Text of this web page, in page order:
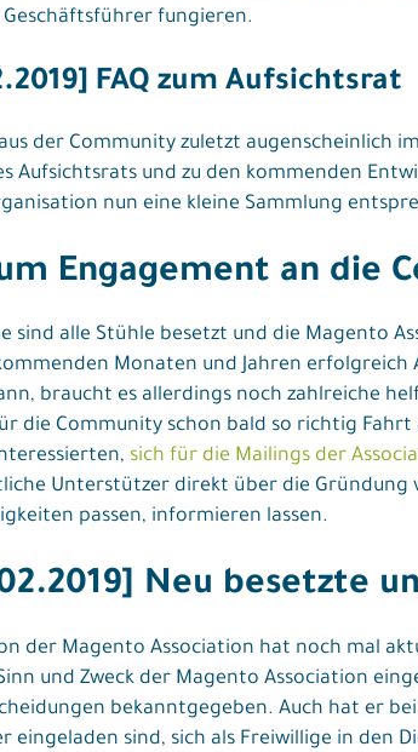
fungieren.
FAQ zum Aufsichtsrat
der Community zuletzt augenscheinlich
Aufsichtsrats und zu den kommenden
nun eine kleine Sammlung
Engagement an die
sind alle Stühle besetzt und die Magento
Monaten und Jahren erfolgreich
braucht es allerdings noch zahlreiche
die Community schon bald so richtig
sich für die Mailings der
Unterstützer direkt über die Gründung
passen, informieren lassen.
Neu besetzte
der Magento Association hat noch mal
und Zweck der Magento Association
bekanntgegeben. Auch hat er
eingeladen sind, sich als Freiwillige in den